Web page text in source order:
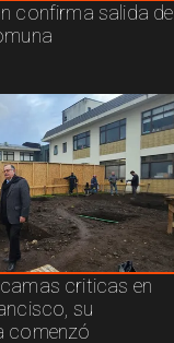
confirma salida de
criticas en
su
comenzó